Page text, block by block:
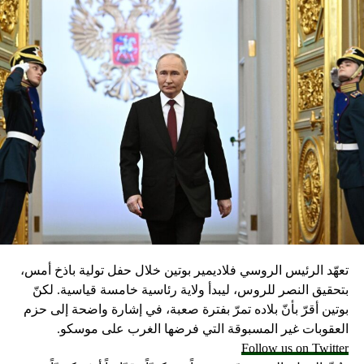
تعهّد الرئيس الروسي فلاديمير بوتين خلال حفل تولية باذخ أمس،
بتحقيق النصر للروس، ليبدأ ولاية رئاسية خامسة قياسية. لكنّ
بوتين أقرّ بأنّ بلاده تمرّ بفترة صعبة، في إشارة واضحة إلى حزم
العقوبات غير المسبوقة التي فرضها الغرب على موسكو.
Follow us on Twitter